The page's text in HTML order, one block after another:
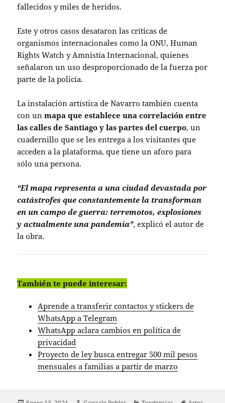
fallecidos y miles de heridos.
Este y otros casos desataron las críticas de
organismos internacionales como la ONU, Human
Rights Watch y Amnistía Internacional, quienes
señalaron un uso desproporcionado de la fuerza por
parte de la policía.
La instalación artística de Navarro también cuenta
con unmapa que establece una correlación entre
las calles de Santiago y las partes del cuerpo, un
cuadernillo que se les entrega a los visitantes que
acceden a la plataforma, que tiene un aforo para
sólo una persona.
“El mapa representa a una ciudad devastada por
catástrofes que constantemente la transforman
en un campo de guerra: terremotos, explosiones
y actualmente una pandemia”, explicó el autor de
la obra.
También te puede interesar:
Aprende a transferir contactos y stickers de
WhatsApp a Telegram
WhatsApp aclara cambios en política de
privacidad
Proyecto de ley busca entregar 500 mil pesos
mensuales a familias a partir de marzo